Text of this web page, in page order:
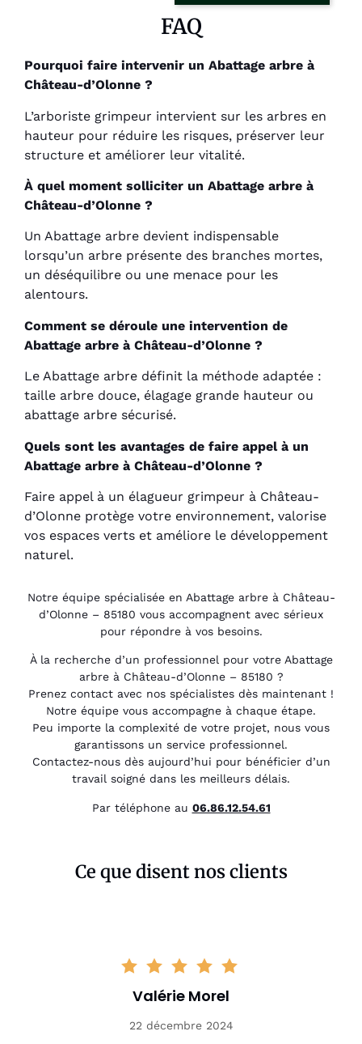
FAQ
Pourquoi faire intervenir un Abattage arbre à
Château-d’Olonne ?
L’arboriste grimpeur intervient sur les arbres en
hauteur pour réduire les risques, préserver leur
structure et améliorer leur vitalité.
À quel moment solliciter un Abattage arbre à
Château-d’Olonne ?
Un Abattage arbre devient indispensable
lorsqu’un arbre présente des branches mortes,
un déséquilibre ou une menace pour les
alentours.
Comment se déroule une intervention de
Abattage arbre à Château-d’Olonne ?
Le Abattage arbre définit la méthode adaptée :
taille arbre douce, élagage grande hauteur ou
abattage arbre sécurisé.
Quels sont les avantages de faire appel à un
Abattage arbre à Château-d’Olonne ?
Faire appel à un élagueur grimpeur à Château-
d’Olonne protège votre environnement, valorise
vos espaces verts et améliore le développement
naturel.
Notre équipe spécialisée en Abattage arbre à Château-
d’Olonne – 85180 vous accompagnent avec sérieux
pour répondre à vos besoins.
À la recherche d’un professionnel pour votre Abattage
arbre à Château-d’Olonne – 85180 ?
Prenez contact avec nos spécialistes dès maintenant !
Notre équipe vous accompagne à chaque étape.
Peu importe la complexité de votre projet, nous vous
garantissons un service professionnel.
Contactez-nous dès aujourd’hui pour bénéficier d’un
travail soigné dans les meilleurs délais.
Par téléphone au 06.86.12.54.61
Ce que disent nos clients
Valérie Morel
22 décembre 2024